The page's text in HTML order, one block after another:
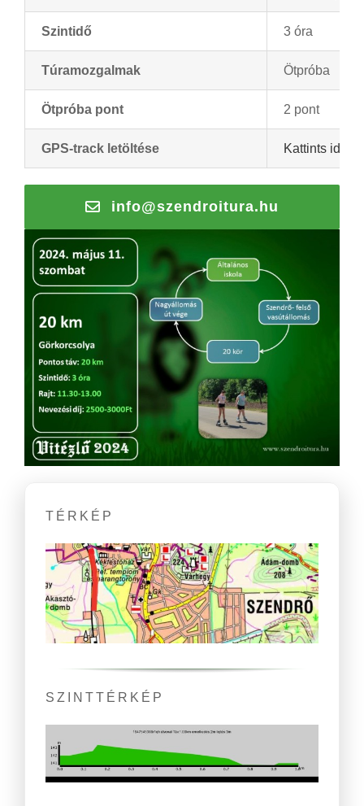
Szintidő 3 óra
Túramozgalmak Ötpróba
Ötpróba pont 2 pont
GPS-track letöltése Kattints ide a
info@szendroitura.hu
TÉRKÉP
SZINTTÉRKÉP